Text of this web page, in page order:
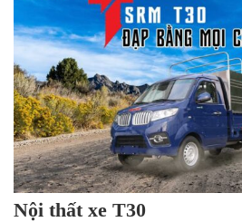
Nội thất xe T30